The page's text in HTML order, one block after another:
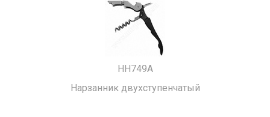
HH749A
Нарзанник двухступенчатый